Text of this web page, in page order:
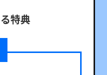
特典